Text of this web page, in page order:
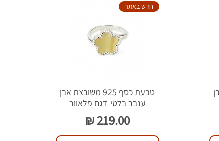
חדש באתר
טבעת כסף 925 משובצת אבן
ענבר בלטי דגם פלאוור
מחיר‏219.00 ‏₪